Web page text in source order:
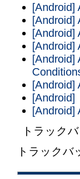
[Android]
[Android]
[Android]
[Android]
[Android]
[Android]
[Android]
[Android]
トラック
トラックバ